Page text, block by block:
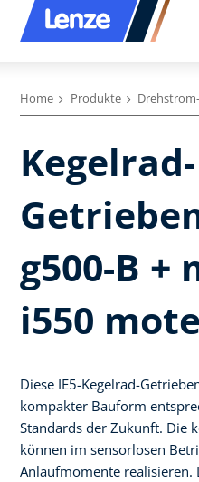
Home Produkte
Kegelrad-
g500-B +
i550
Diese IE5-Kegelrad-
kompakter Bauform
Standards der Zukunft. Die
können im sensorlosen
Anlaufmomente